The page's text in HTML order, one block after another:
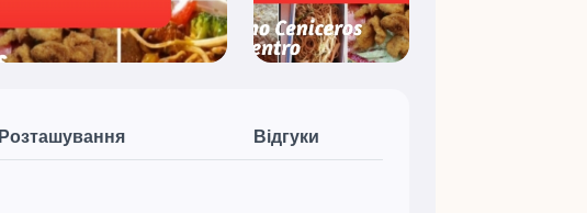
Розташування Відгуки